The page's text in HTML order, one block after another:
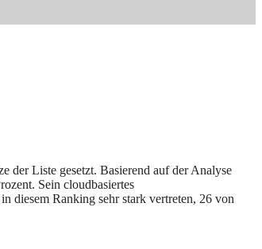
der Liste gesetzt. Basierend auf der Analyse
Sein cloudbasiertes
diesem Ranking sehr stark vertreten, 26 von